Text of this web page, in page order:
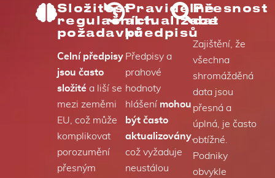
Složitost
regulačních
požadavků
Celní předpisy
jsou často
složité a liší se
mezi zeměmi
EU, což může
komplikovat
porozumění
přesným
Pravidelné
aktualizace
předpisů
Předpisy a
prahové
hodnoty
hlášení mohou
být často
aktualizovány,
což vyžaduje
neustálou
Přesnost
dat
Zajištění, že
všechna
shromážděná
data jsou
přesná a
úplná, je často
obtížné.
Podniky
obvykle